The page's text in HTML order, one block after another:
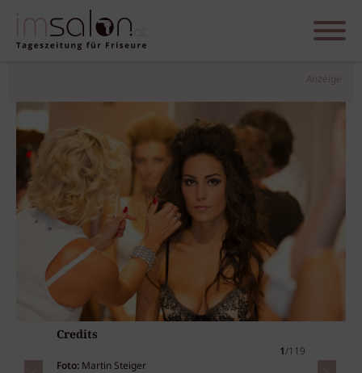
Anzeige
Credits
1/119
Foto: Martin Steiger